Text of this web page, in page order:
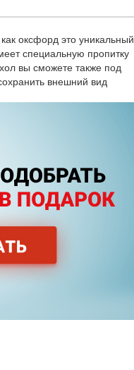
оксфорд это уникальный
специальную пропитку
вы сможете также под
внешний вид